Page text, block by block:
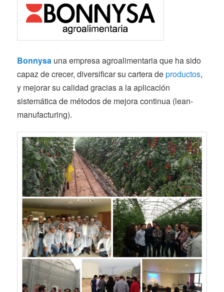
Bonnysa una empresa agroalimentaria que ha sido
capaz de crecer, diversificar su cartera deproductos,
y mejorar su calidad gracias a la aplicación
sistemática de métodos de mejora continua (lean-
manufacturing).